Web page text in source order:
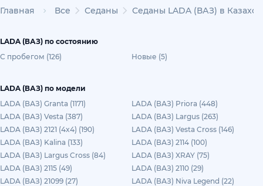
Главная Все Седаны Седаны LADA (ВАЗ) в
LADA (ВАЗ) по состоянию
С пробегом (126)
Новые (5)
LADA (ВАЗ) по модели
LADA (ВАЗ) Granta (1171)
LADA (ВАЗ) Priora (448)
LADA (ВАЗ) Vesta (387)
LADA (ВАЗ) Largus (263)
LADA (ВАЗ) 2121 (4x4) (190)
LADA (ВАЗ) Vesta Cross (146)
LADA (ВАЗ) Kalina (133)
LADA (ВАЗ) 2114 (100)
LADA (ВАЗ) Largus Cross (84)
LADA (ВАЗ) XRAY (75)
LADA (ВАЗ) 2115 (49)
LADA (ВАЗ) 2110 (29)
LADA (ВАЗ) 21099 (27)
LADA (ВАЗ) Niva Legend (22)